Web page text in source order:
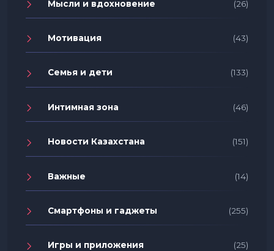
Мысли и вдохновение (26)
Мотивация (43)
Семья и дети (133)
Интимная зона (46)
Новости Казахстана (151)
Важные (14)
Смартфоны и гаджеты (255)
Игры и приложения (25)